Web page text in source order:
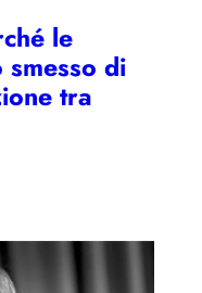
le
di
tra